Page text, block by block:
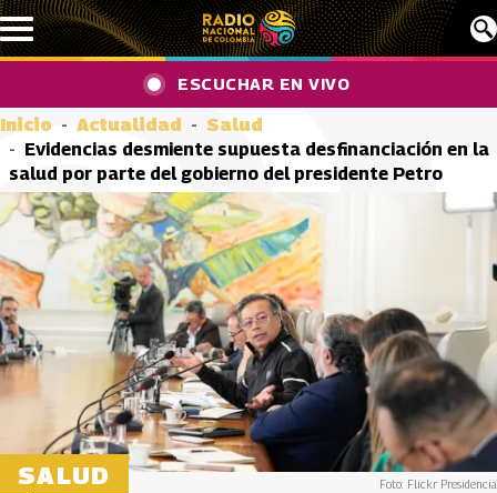
Pasar al contenido principal
ESCUCHAR EN VIVO
Inicio Actualidad
Salud
Evidencias desmiente supuesta desfinanciación en la
salud por parte del gobierno del presidente Petro
SALUD Foto: Flickr Presidencia